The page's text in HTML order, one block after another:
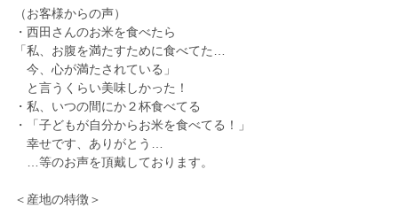
（お客様からの声）
・西田さんのお米を食べたら
「私、お腹を満たすために食べてた…
今、心が満たされている」
と言うくらい美味しかった！
・私、いつの間にか２杯食べてる
・「子どもが自分からお米を食べてる！」
幸せです、ありがとう…
…等のお声を頂戴しております。
＜産地の特徴＞